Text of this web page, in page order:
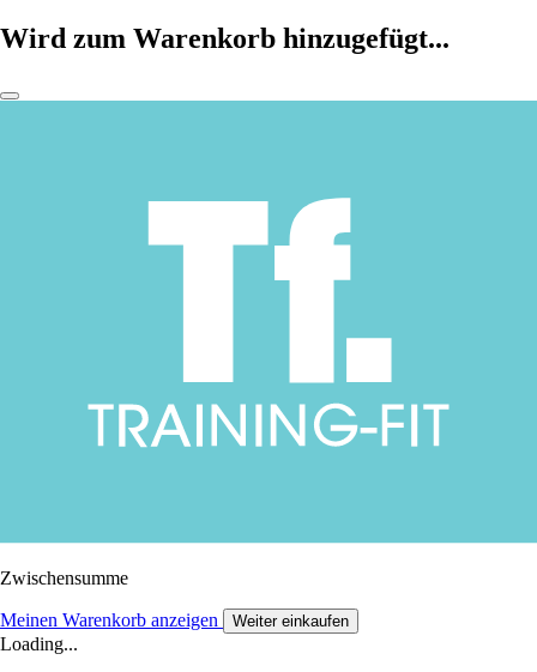
Wird zum Warenkorb hinzugefügt...
Zwischensumme
Meinen Warenkorb anzeigen Weiter einkaufen
Loading...